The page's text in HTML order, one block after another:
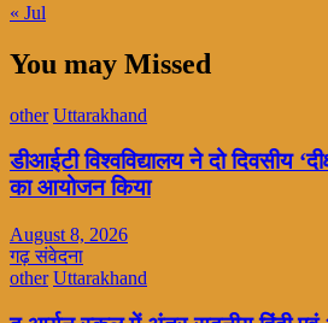
« Jul
You may Missed
other Uttarakhand
डीआईटी विश्वविद्यालय ने दो दिवसीय
का आयोजन किया
August 8, 2026
गढ़ संवेदना
other Uttarakhand